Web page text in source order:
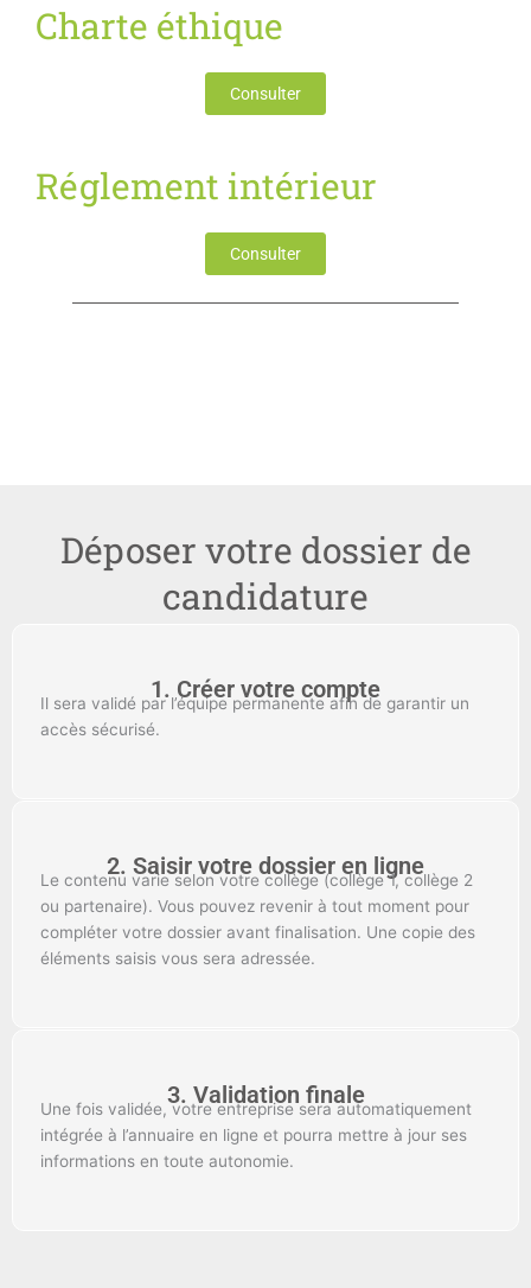
Charte éthique
Consulter
Réglement intérieur
Consulter
Déposer votre dossier de
candidature
1. Créer votre compte
Il sera validé par l’équipe permanente afin de garantir un
accès sécurisé.
2. Saisir votre dossier en ligne
Le contenu varie selon votre collège (collège 1, collège 2
ou partenaire). Vous pouvez revenir à tout moment pour
compléter votre dossier avant finalisation. Une copie des
éléments saisis vous sera adressée.
3. Validation finale
Une fois validée, votre entreprise sera automatiquement
intégrée à l’annuaire en ligne et pourra mettre à jour ses
informations en toute autonomie.